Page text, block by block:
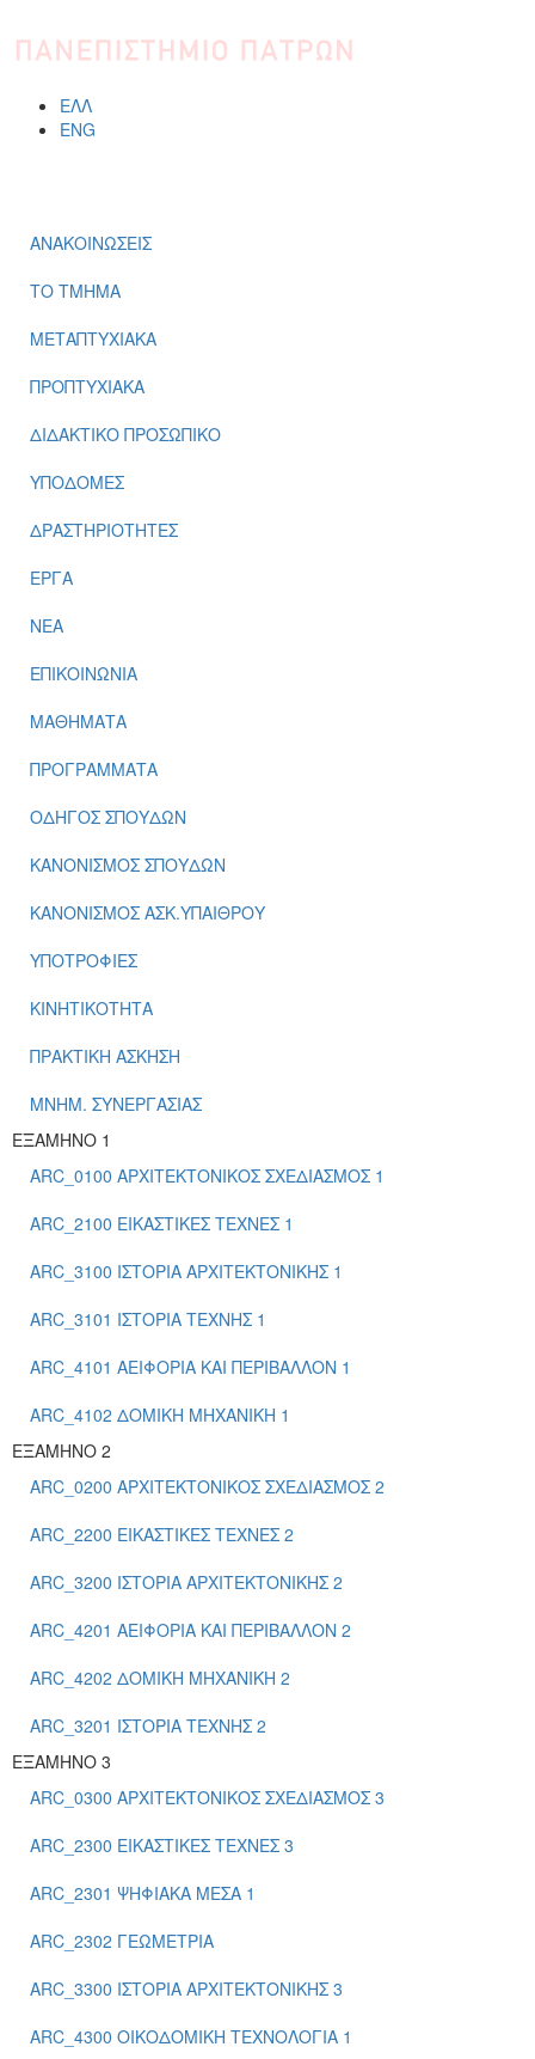
ΕΛΛ
ENG
ΑΝΑΚΟΙΝΩΣΕΙΣ
ΤΟ ΤΜΗΜΑ
ΜΕΤΑΠΤΥΧΙΑΚΑ
ΠΡΟΠΤΥΧΙΑΚΑ
ΔΙΔΑΚΤΙΚΟ ΠΡΟΣΩΠΙΚΟ
ΥΠΟΔΟΜΕΣ
ΔΡΑΣΤΗΡΙΟΤΗΤΕΣ
ΕΡΓΑ
ΝΕΑ
ΕΠΙΚΟΙΝΩΝΙΑ
ΜΑΘΗΜΑΤΑ
ΠΡΟΓΡΑΜΜΑΤΑ
ΟΔΗΓΟΣ ΣΠΟΥΔΩΝ
ΚΑΝΟΝΙΣΜΟΣ ΣΠΟΥΔΩΝ
ΚΑΝΟΝΙΣΜΟΣ ΑΣΚ.ΥΠΑΙΘΡΟΥ
ΥΠΟΤΡΟΦΙΕΣ
ΚΙΝΗΤΙΚΟΤΗΤΑ
ΠΡΑΚΤΙΚΗ ΑΣΚΗΣΗ
ΜΝΗΜ. ΣΥΝΕΡΓΑΣΙΑΣ
ΕΞΑΜΗΝΟ 1
ARC_0100 ΑΡΧΙΤΕΚΤΟΝΙΚΟΣ ΣΧΕΔΙΑΣΜΟΣ 1
ARC_2100 ΕΙΚΑΣΤΙΚΕΣ ΤΕΧΝΕΣ 1
ARC_3100 ΙΣΤΟΡΙΑ ΑΡΧΙΤΕΚΤΟΝΙΚΗΣ 1
ARC_3101 ΙΣΤΟΡΙΑ ΤΕΧΝΗΣ 1
ARC_4101 ΑΕΙΦΟΡΙΑ ΚΑΙ ΠΕΡΙΒΑΛΛΟΝ 1
ARC_4102 ΔΟΜΙΚΗ ΜΗΧΑΝΙΚΗ 1
ΕΞΑΜΗΝΟ 2
ARC_0200 ΑΡΧΙΤΕΚΤΟΝΙΚΟΣ ΣΧΕΔΙΑΣΜΟΣ 2
ARC_2200 ΕΙΚΑΣΤΙΚΕΣ ΤΕΧΝΕΣ 2
ARC_3200 ΙΣΤΟΡΙΑ ΑΡΧΙΤΕΚΤΟΝΙΚΗΣ 2
ARC_4201 ΑΕΙΦΟΡΙΑ ΚΑΙ ΠΕΡΙΒΑΛΛΟΝ 2
ARC_4202 ΔΟΜΙΚΗ ΜΗΧΑΝΙΚΗ 2
ARC_3201 ΙΣΤΟΡΙΑ ΤΕΧΝΗΣ 2
ΕΞΑΜΗΝΟ 3
ARC_0300 ΑΡΧΙΤΕΚΤΟΝΙΚΟΣ ΣΧΕΔΙΑΣΜΟΣ 3
ARC_2300 ΕΙΚΑΣΤΙΚΕΣ ΤΕΧΝΕΣ 3
ARC_2301 ΨΗΦΙΑΚΑ ΜΕΣΑ 1
ARC_2302 ΓΕΩΜΕΤΡΙΑ
ARC_3300 ΙΣΤΟΡΙΑ ΑΡΧΙΤΕΚΤΟΝΙΚΗΣ 3
ARC_4300 ΟΙΚΟΔΟΜΙΚΗ ΤΕΧΝΟΛΟΓΙΑ 1